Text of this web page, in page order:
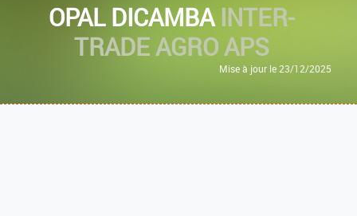
OPAL DICAMBAINTER-
TRADE AGRO APS
Mise à jour le 23/12/2025